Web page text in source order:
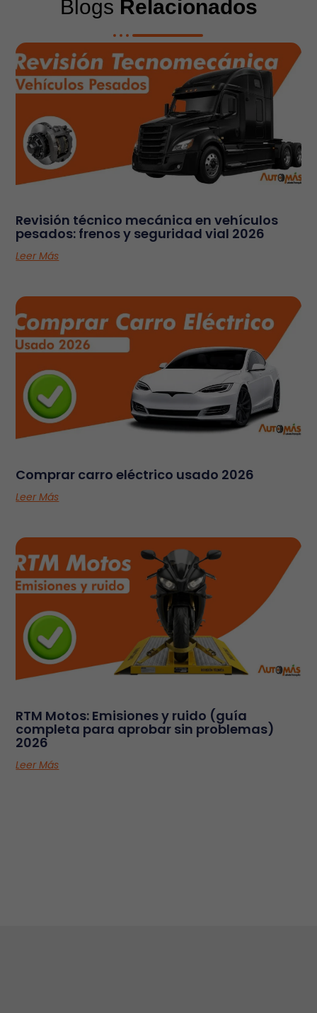
Blogs Relacionados
Revisión técnico mecánica en vehículos
pesados: frenos y seguridad vial 2026
Leer Más
Comprar carro eléctrico usado 2026
Leer Más
RTM Motos: Emisiones y ruido (guía
completa para aprobar sin problemas)
2026
Leer Más